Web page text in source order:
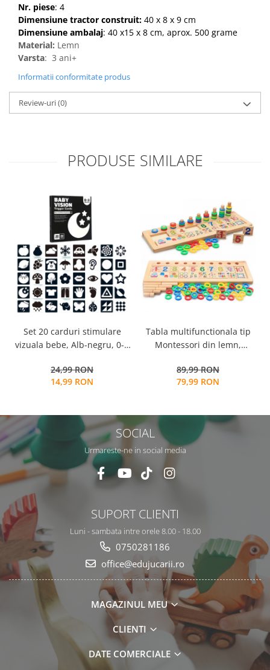
Nr. piese: 4
Dimensiune tractor construit: 40 x 8 x 9 cm
Dimensiune ambalaj: 40 x15 x 8 cm, aprox. 500 grame
Material: Lemn
Varsta: 3 ani+
Informatii conformitate produs
Review-uri(0)
PRODUSE SIMILARE
Set 20 carduri stimulare
vizuala bebe, Alb-negru, 0-3
24,99 RON
14,99 RON
Tabla multifunctionala tip
Montessori din lemn,
multicolore pt cantitate,
numere si operatiuni
89,99 RON
79,99 RON
SOCIAL
Urmareste-ne in social media
SUPORT CLIENTI
Luni - sambata intre orele 8.00 - 18.00
0750281186
office@edujucarii.ro
MAGAZINUL MEU
CLIENTI
DATE COMERCIALE